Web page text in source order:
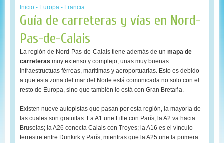
Inicio - Europa - Francia
Guía de carreteras y vías en Nord-
Pas-de-Calais
La región de Nord-Pas-de-Calais tiene además de un mapa de
carreteras muy extenso y complejo, unas muy buenas
infraestructuas férreas, marítimas y aeroportuarias. Esto es debido
a que esta zona del mar del Norte está comunicada no solo con el
resto de Europa, sino que también lo está con Gran Bretaña.
Existen nueve autopistas que pasan por esta región, la mayoría de
las cuales son gratuitas. La A1 une Lille con París; la A2 va hacia
Bruselas; la A26 conecta Calais con Troyes; la A16 es el vínculo
terrestre entre Dunkirk y París, mientras que la A25 une la primera